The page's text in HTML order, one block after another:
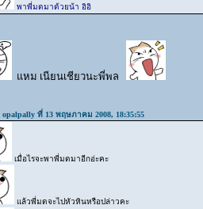
พาพี่มดมาด้วยน้า อิอิ
แหม เนียนเชียวนะพี่พล
opalpally ที่ 13 พฤษภาคม 2008, 18:35:55
เมื่อไรจะพาพี่มดมาอีกอ่ะคะ
แล้วพี่มดจะไปหัวหินหรือปล่าวคะ